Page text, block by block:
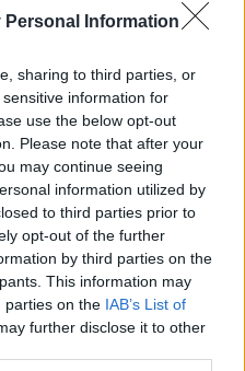
Personal Information
sharing to third parties, or
information for
use the below opt-out
Please note that after your
may continue seeing
information utilized by
to third parties prior to
opt-out of the further
by third parties on the
This information may
parties on the IAB’s List of
further disclose it to other
végtermék-tervezéshez
(IoT) integrálására
valóság (AR)
valamint a
tervezés egyaránt
aprólékosan
változtathatunk.
szerepe cseppet
a kezdetek óta
például az 1986 és 87
Leonid Raiz